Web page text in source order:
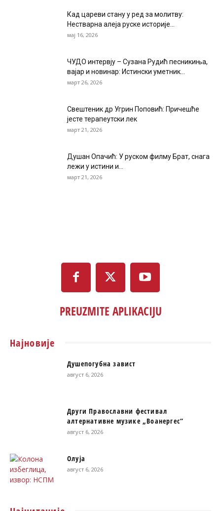
Кад цареви стану у ред за молитву:
Нестварна алеја руске историје...
мај 16, 2026
ЧУДО интервју – Сузана Рудић песникиња,
вајар и новинар: Истински уметник...
март 26, 2026
Свештеник др Угрин Поповић: Причешће
јесте терапеутски лек
март 21, 2026
Душан Опачић: У руском филму Брат, снага
лежи у истини и...
март 21, 2026
PREUZMITE APLIKACIJU
Најновије
Душепогубна завист
август 6, 2026
Други Православни фестивал
алтернативне музике „Воанергес“
август 6, 2026
Олуја
август 6, 2026